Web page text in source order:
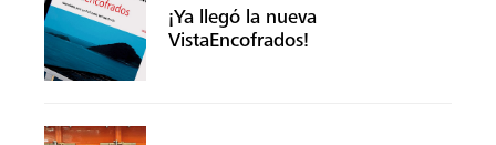
¡Ya llegó la nueva
VistaEncofrados!